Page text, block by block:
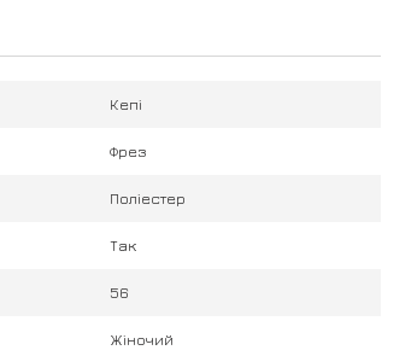
Кепі
Фрез
Поліестер
Так
56
Жіночий